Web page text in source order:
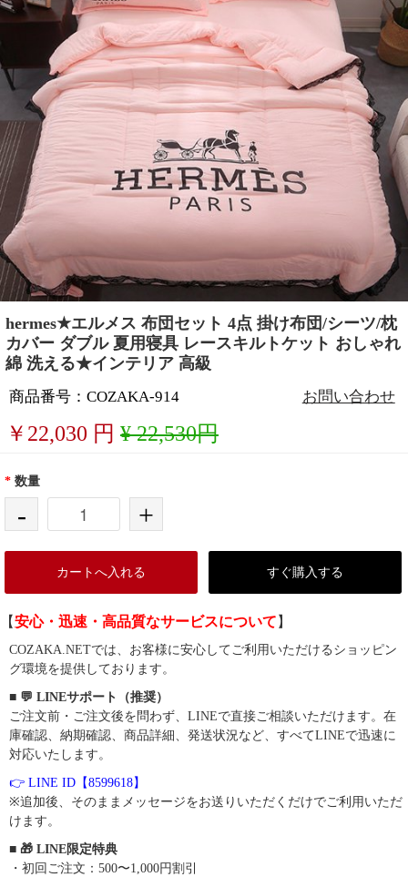
hermes★エルメス 布団セット 4点 掛け布団/シーツ/枕
カバー ダブル 夏用寝具 レースキルトケット おしゃれ
綿 洗える★インテリア 高級
商品番号：COZAKA-914 お問い合わせ
￥ 22,030 円 ¥ 22,530円
* 数量
- +
カートへ入れる すぐ購入する
【安心・迅速・高品質なサービスについて 】
COZAKA.NETでは、お客様に安心してご利用いただけるショッピン
グ環境を提供しております。
■ 💬 LINEサポート（推奨）
ご注文前・ご注文後を問わず、LINEで直接ご相談いただけます。在
庫確認、納期確認、商品詳細、発送状況など、すべてLINEで迅速に
対応いたします。
👉 LINE ID【8599618】
※追加後、そのままメッセージをお送りいただくだけでご利用いただ
けます。
■ 🎁 LINE限定特典
・初回ご注文：500〜1,000円割引